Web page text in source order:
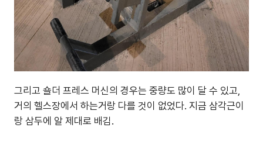
그리고 숄더 프레스 머신의 경우는 중량도 많이 달 수 있고,
거의 헬스장에서 하는거랑 다를 것이 없었다. 지금 삼각근이
랑 삼두에 알 제대로 배김.